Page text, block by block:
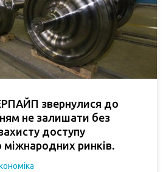
звернулися до
не залишати без
доступу
міжнародних ринків.